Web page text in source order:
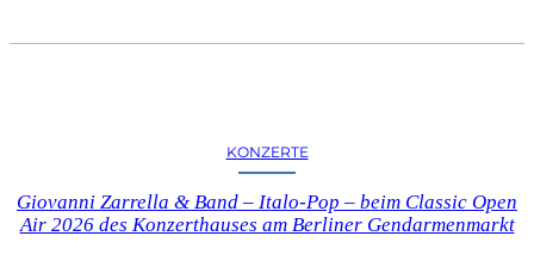
KONZERTE
Giovanni Zarrella & Band – Italo-Pop – beim Classic Open
Air 2026 des Konzerthauses am Berliner Gendarmenmarkt